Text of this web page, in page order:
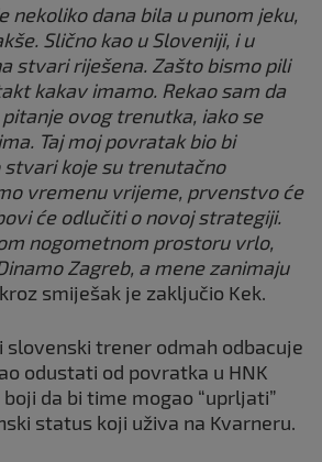
nekoliko dana bila u punom jeku,
Slično kao u Sloveniji, i u
stvari riješena. Zašto bismo pili
kakav imamo. Rekao sam da
ovog trenutka, iako se
Taj moj povratak bio bi
stvari koje su trenutačno
vremenu vrijeme, prvenstvo će
će odlučiti o novoj strategiji.
nogometnom prostoru vrlo,
Zagreb, a mene zanimaju
kroz smiješak je zaključio Kek.
slovenski trener odmah odbacuje
odustati od povratka u HNK
da bi time mogao “uprljati”
status koji uživa na Kvarneru.